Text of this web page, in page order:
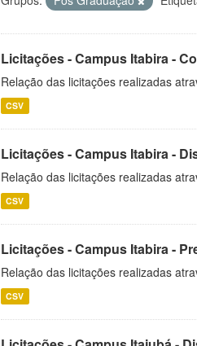
Licitações - Campus Itabira -
Relação das licitações realizadas
CSV
Licitações - Campus Itabira -
Relação das licitações realizadas
CSV
Licitações - Campus Itabira -
Relação das licitações realizadas
CSV